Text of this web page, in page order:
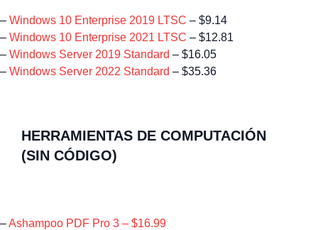
– Windows 10 Enterprise 2019 LTSC – $9.14
– Windows 10 Enterprise 2021 LTSC – $12.81
– Windows Server 2019 Standard – $16.05
– Windows Server 2022 Standard – $35.36
HERRAMIENTAS DE COMPUTACIÓN
(SIN CÓDIGO)
–Ashampoo PDF Pro 3 – $16.99